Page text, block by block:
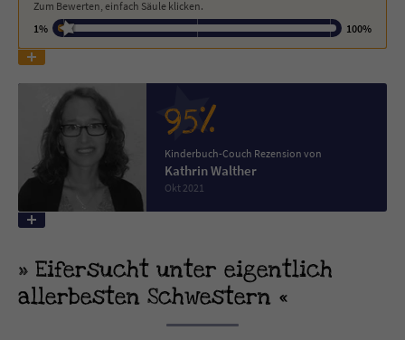
Zum Bewerten, einfach Säule klicken.
1%
100%
95%
Kinderbuch-Couch Rezension von
Kathrin Walther
Okt 2021
Eifersucht unter eigentlich
allerbesten Schwestern
Name tx_pwcomments_ahash
Anbieter Literatur-Couch Medien GmbH & Co. KG
Laufzeit
Zweck Cookie für Kommentare einzelner Buchtitel
Name
Anbieter Literatur-Couch Medien GmbH & Co. KG
Laufzeit Session